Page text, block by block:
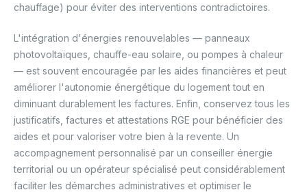
chauffage) pour éviter des interventions contradictoires.
L'intégration d'énergies renouvelables — panneaux
photovoltaïques, chauffe-eau solaire, ou pompes à chaleur
— est souvent encouragée par les aides financières et peut
améliorer l'autonomie énergétique du logement tout en
diminuant durablement les factures. Enfin, conservez tous les
justificatifs, factures et attestations RGE pour bénéficier des
aides et pour valoriser votre bien à la revente. Un
accompagnement personnalisé par un conseiller énergie
territorial ou un opérateur spécialisé peut considérablement
faciliter les démarches administratives et optimiser le